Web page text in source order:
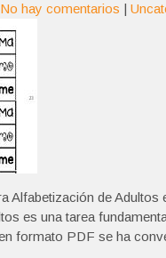
No hay comentarios |
Alfabetización de
es una tarea
formato PDF se ha